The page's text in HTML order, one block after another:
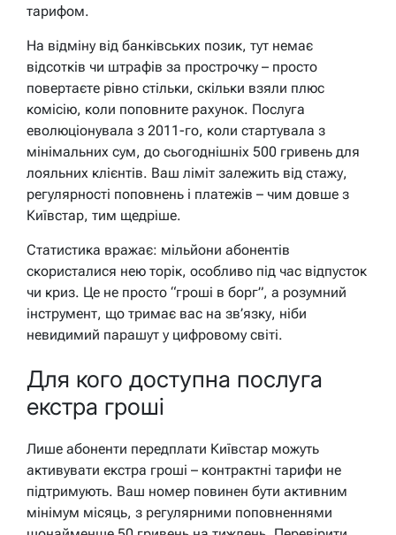
тарифом.
На відміну від банківських позик, тут немає
відсотків чи штрафів за прострочку – просто
повертаєте рівно стільки, скільки взяли плюс
комісію, коли поповните рахунок. Послуга
еволюціонувала з 2011-го, коли стартувала з
мінімальних сум, до сьогоднішніх 500 гривень для
лояльних клієнтів. Ваш ліміт залежить від стажу,
регулярності поповнень і платежів – чим довше з
Київстар, тим щедріше.
Статистика вражає: мільйони абонентів
скористалися нею торік, особливо під час відпусток
чи криз. Це не просто “гроші в борг”, а розумний
інструмент, що тримає вас на зв’язку, ніби
невидимий парашут у цифровому світі.
Для кого доступна послуга
екстра гроші
Лише абоненти передплати Київстар можуть
активувати екстра гроші – контрактні тарифи не
підтримують. Ваш номер повинен бути активним
мінімум місяць, з регулярними поповненнями